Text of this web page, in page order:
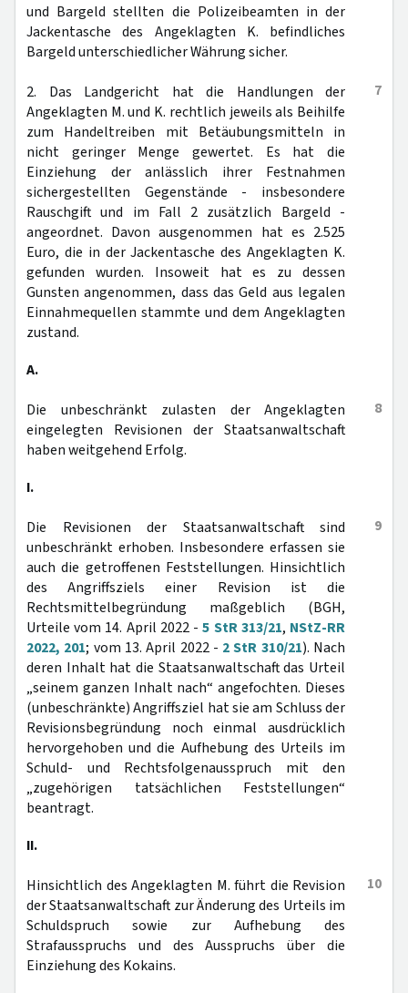
und Bargeld stellten die Polizeibeamten in der
Jackentasche des Angeklagten K. befindliches
Bargeld unterschiedlicher Währung sicher.
7
2. Das Landgericht hat die Handlungen der
Angeklagten M. und K. rechtlich jeweils als Beihilfe
zum Handeltreiben mit Betäubungsmitteln in
nicht geringer Menge gewertet. Es hat die
Einziehung der anlässlich ihrer Festnahmen
sichergestellten Gegenstände - insbesondere
Rauschgift und im Fall 2 zusätzlich Bargeld -
angeordnet. Davon ausgenommen hat es 2.525
Euro, die in der Jackentasche des Angeklagten K.
gefunden wurden. Insoweit hat es zu dessen
Gunsten angenommen, dass das Geld aus legalen
Einnahmequellen stammte und dem Angeklagten
zustand.
A.
8
Die unbeschränkt zulasten der Angeklagten
eingelegten Revisionen der Staatsanwaltschaft
haben weitgehend Erfolg.
I.
9
Die Revisionen der Staatsanwaltschaft sind
unbeschränkt erhoben. Insbesondere erfassen sie
auch die getroffenen Feststellungen. Hinsichtlich
des Angriffsziels einer Revision ist die
Rechtsmittelbegründung maßgeblich (BGH,
Urteile vom 14. April 2022 -5 StR 313/21, NStZ-RR
2022, 201; vom 13. April 2022 - 2 StR 310/21). Nach
deren Inhalt hat die Staatsanwaltschaft das Urteil
„seinem ganzen Inhalt nach“ angefochten. Dieses
(unbeschränkte) Angriffsziel hat sie am Schluss der
Revisionsbegründung noch einmal ausdrücklich
hervorgehoben und die Aufhebung des Urteils im
Schuld- und Rechtsfolgenausspruch mit den
„zugehörigen tatsächlichen Feststellungen“
beantragt.
II.
10
Hinsichtlich des Angeklagten M. führt die Revision
der Staatsanwaltschaft zur Änderung des Urteils im
Schuldspruch sowie zur Aufhebung des
Strafausspruchs und des Ausspruchs über die
Einziehung des Kokains.